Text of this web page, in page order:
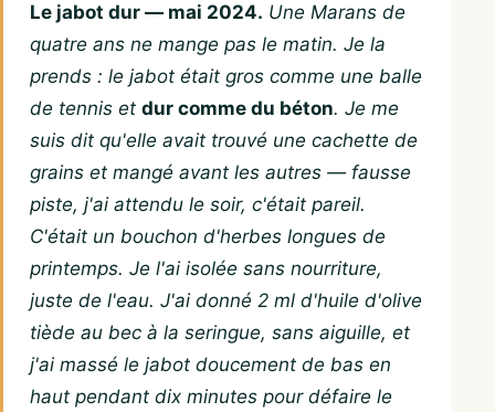
Le jabot dur — mai 2024. Une Marans de
quatre ans ne mange pas le matin. Je la
prends : le jabot était gros comme une balle
de tennis et dur comme du béton. Je me
suis dit qu'elle avait trouvé une cachette de
grains et mangé avant les autres — fausse
piste, j'ai attendu le soir, c'était pareil.
C'était un bouchon d'herbes longues de
printemps. Je l'ai isolée sans nourriture,
juste de l'eau. J'ai donné 2 ml d'huile d'olive
tiède au bec à la seringue, sans aiguille, et
j'ai massé le jabot doucement de bas en
haut pendant dix minutes pour défaire le